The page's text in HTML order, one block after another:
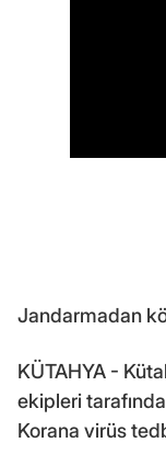
Jandarmadan
KÜTAHYA -
ekipleri
Korana virüs